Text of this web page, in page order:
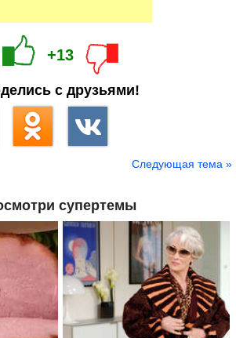
+13
с друзьями!
Следующая тема »
супертемы